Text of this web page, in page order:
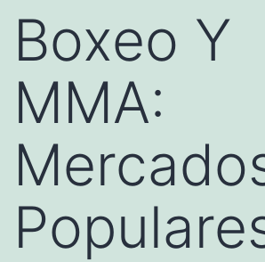
Boxeo Y
MMA: